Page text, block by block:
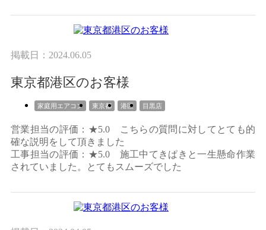
掲載日：2024.06.05
東京都港区のお客様
家庭用エアコン 東京都 港区 目黒店
営業担当の評価：★5.0 こちらの質問に対してとても的
確な説明をして頂きました
工事担当の評価：★5.0 施工中てきぱきと一生懸命作業
されていました。とてもスムーズでした